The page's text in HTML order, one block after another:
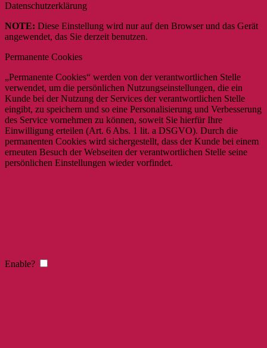
Datenschutzerklärung
NOTE: Diese Einstellung wird nur auf den Browser und das Gerät
angewendet, das Sie derzeit benutzen.
Permanente Cookies
„Permanente Cookies“ werden von der verantwortlichen Stelle
verwendet, um die persönlichen Nutzungseinstellungen, die ein
Kunde bei der Nutzung der Services der verantwortlichen Stelle
eingibt, zu speichern und so eine Personalisierung und Verbesserung
des Service vornehmen zu können, soweit Sie hierfür Ihre
Einwilligung erteilen (Art. 6 Abs. 1 lit. a DSGVO). Durch die
permanenten Cookies wird sichergestellt, dass der Kunde bei einem
erneuten Besuch der Webseiten der verantwortlichen Stelle seine
persönlichen Einstellungen wieder vorfindet.
Enable?